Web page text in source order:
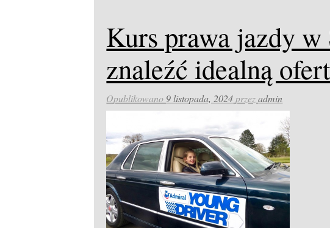
Kurs prawa jazdy
znaleźć idealną
Opublikowano 9 listopada, 2024 przezadmin